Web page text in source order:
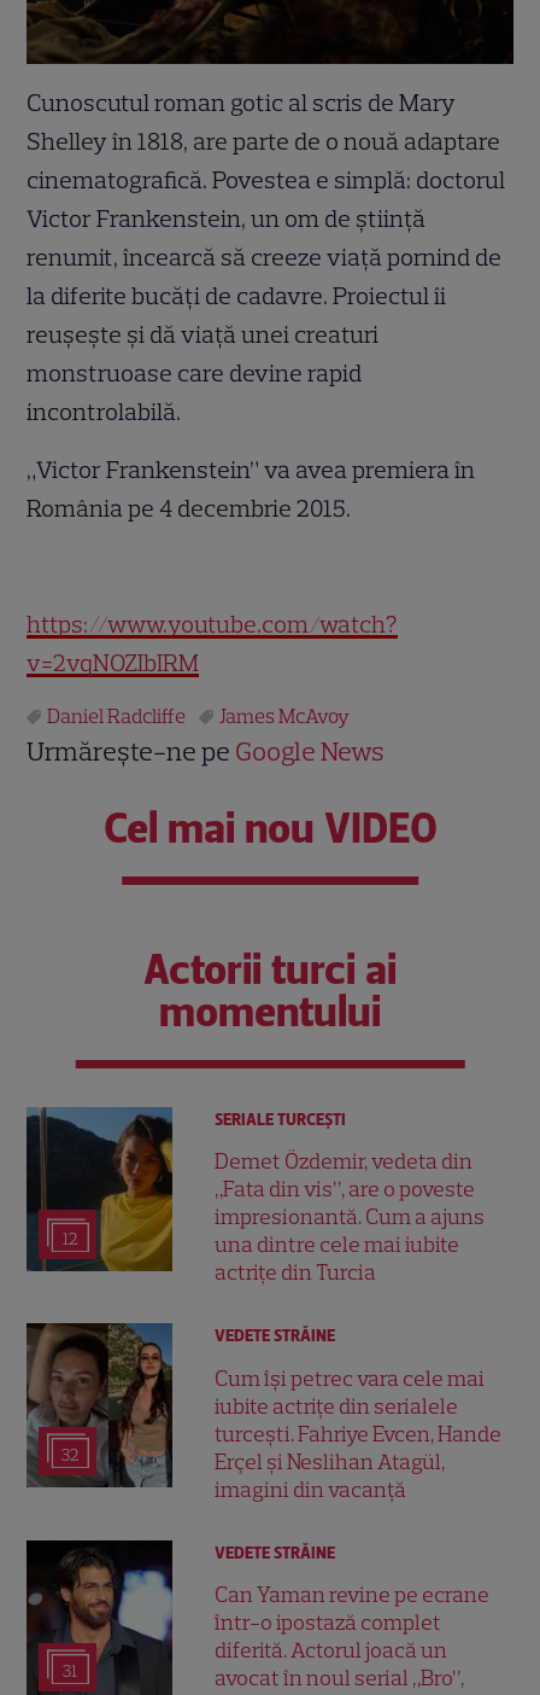
Cunoscutul roman gotic al scris de Mary
Shelley în 1818, are parte de o nouă adaptare
cinematografică. Povestea e simplă: doctorul
Victor Frankenstein, un om de știință
renumit, încearcă să creeze viață pornind de
la diferite bucăți de cadavre. Proiectul îi
reușește și dă viață unei creaturi
monstruoase care devine rapid
incontrolabilă.
„Victor Frankenstein” va avea premiera în
România pe 4 decembrie 2015.
https://www.youtube.com/watch?
v=2vqNOZIbIRM
Daniel Radcliffe James McAvoy
Urmărește-ne pe Google News
Cel mai nou VIDEO
Actorii turci ai
momentului
12
SERIALE TURCEŞTI
Demet Özdemir, vedeta din
„Fata din vis”, are o poveste
impresionantă. Cum a ajuns
una dintre cele mai iubite
actrițe din Turcia
32
VEDETE STRĂINE
Cum își petrec vara cele mai
iubite actrițe din serialele
turcești. Fahriye Evcen, Hande
Erçel și Neslihan Atagül,
imagini din vacanță
31
VEDETE STRĂINE
Can Yaman revine pe ecrane
într-o ipostază complet
diferită. Actorul joacă un
avocat în noul serial „Bro”,